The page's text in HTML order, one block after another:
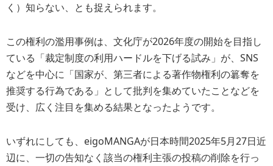
く）知らない、とも捉えられます。
この権利の濫用事例は、文化庁が2026年度の開始を目指し
ている「裁定制度の利用ハードルを下げる試み」が、SNS
などを中心に「国家が、第三者による著作物権利の簒奪を
推奨する行為である」として批判を集めていたことなどを
受け、広く注目を集める結果となったようです。
いずれにしても、eigoMANGAが日本時間2025年5月27日近
辺に、一切の告知なく該当の権利主張の投稿の削除を行っ